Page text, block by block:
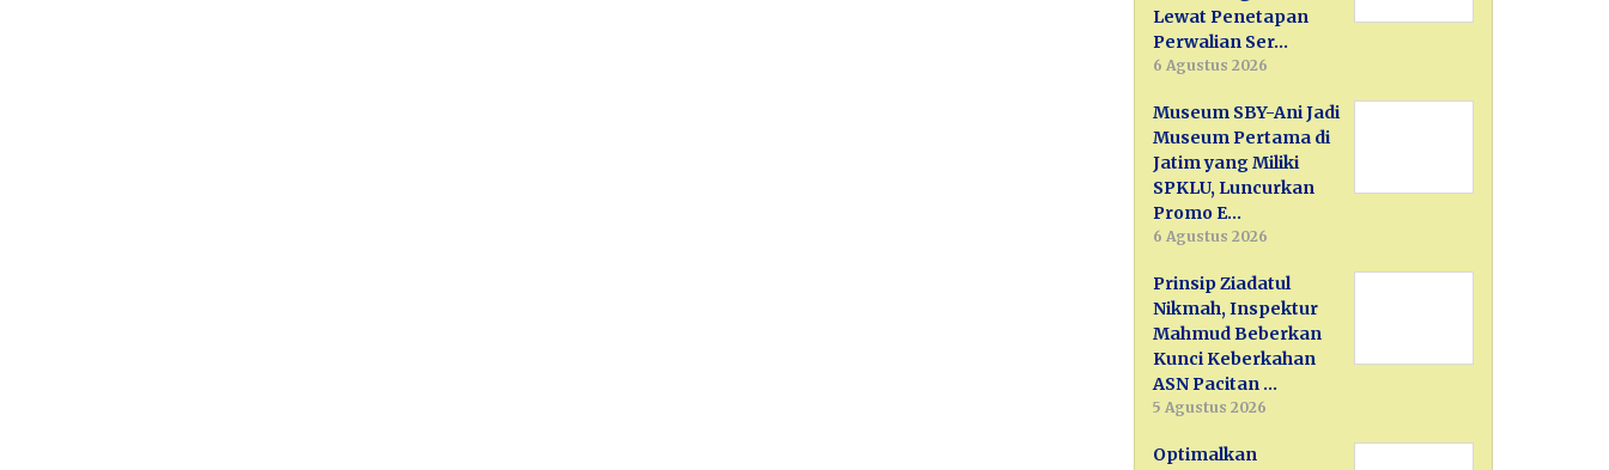
Lewat Penetapan
Perwalian Ser…
6 Agustus 2026
Museum SBY-Ani Jadi
Museum Pertama di
Jatim yang Miliki
SPKLU, Luncurkan
Promo E…
6 Agustus 2026
Prinsip Ziadatul
Nikmah, Inspektur
Mahmud Beberkan
Kunci Keberkahan
ASN Pacitan …
5 Agustus 2026
Optimalkan